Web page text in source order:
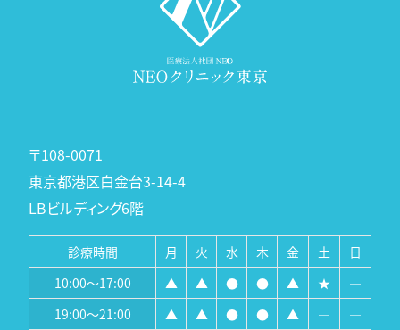
〒108-0071
東京都港区白金台3-14-4
LBビルディング6階
診療時間 月 火 水 木 金 土
日
10:00～17:00
▲ ▲ ● ● ▲ ★
―
19:00～21:00
▲ ▲ ● ● ▲ ―
―